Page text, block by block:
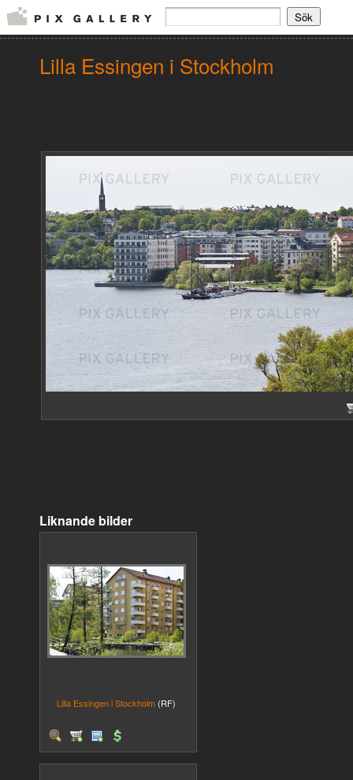
Lilla Essingen i Stockholm
Liknande bilder
Lilla Essingen i Stockholm (RF)